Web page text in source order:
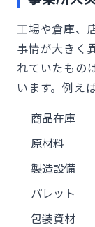
工場や倉庫、
事情が大きく
れていたもの
います。例えば
商品在庫
原材料
製造設備
パレット
包装資材